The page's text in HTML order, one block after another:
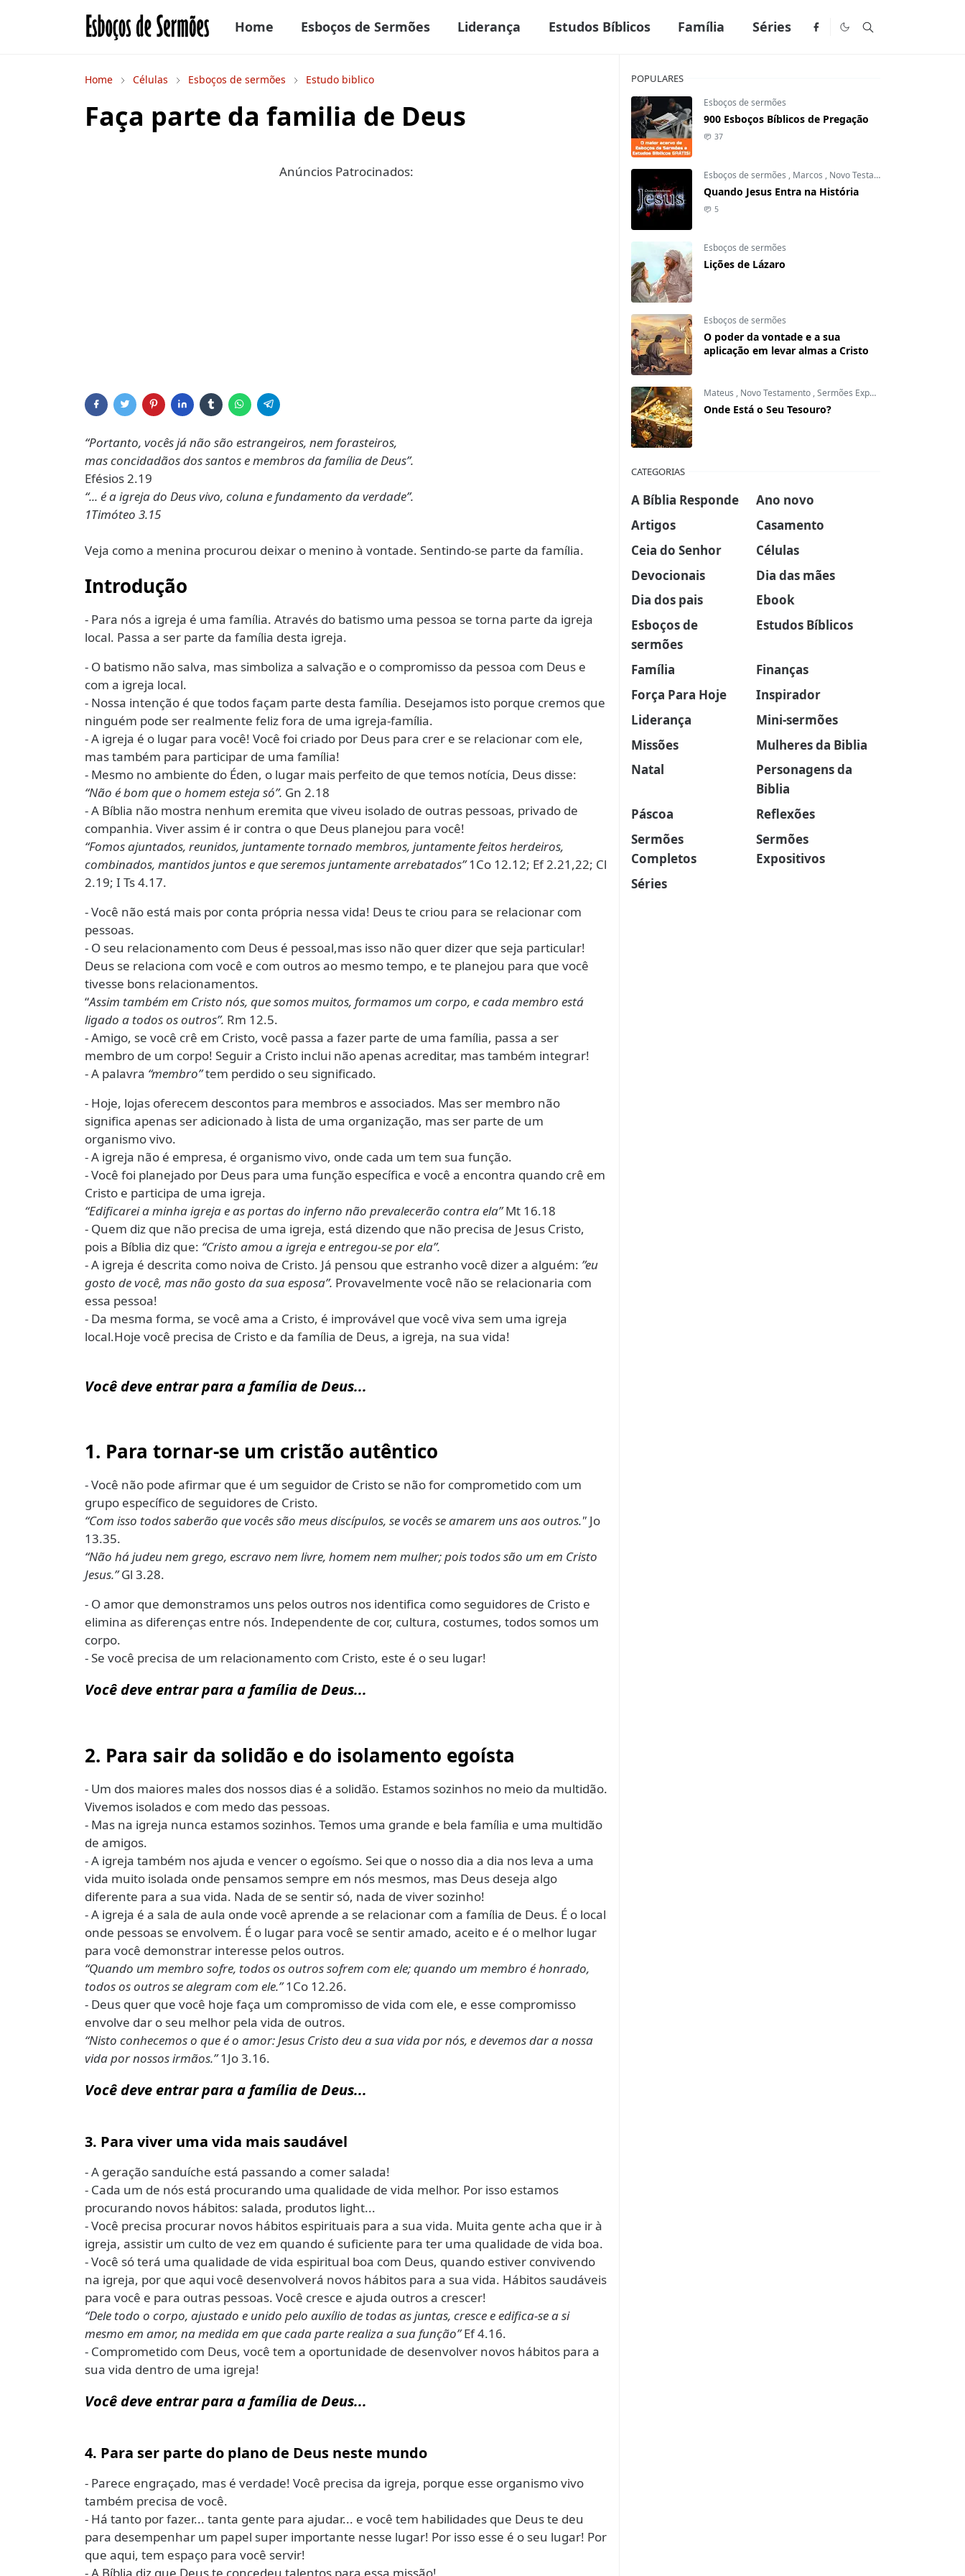
Home Esboços de Sermões Liderança Estudos Bíblicos Família Séries
Home Células Esboços de sermões Estudo biblico
Faça parte da familia de Deus
Anúncios Patrocinados:
“Portanto, vocês já não são estrangeiros, nem forasteiros,
mas concidadãos dos santos e membros da família de Deus”.
Efésios 2.19
“... é a igreja do Deus vivo, coluna e fundamento da verdade”.
1Timóteo 3.15
Veja como a menina procurou deixar o menino à vontade. Sentindo-se parte da família.
Introdução
- Para nós a igreja é uma família. Através do batismo uma pessoa se torna parte da igreja
local. Passa a ser parte da família desta igreja.
- O batismo não salva, mas simboliza a salvação e o compromisso da pessoa com Deus e
com a igreja local.
- Nossa intenção é que todos façam parte desta família. Desejamos isto porque cremos que
ninguém pode ser realmente feliz fora de uma igreja-família.
- A igreja é o lugar para você! Você foi criado por Deus para crer e se relacionar com ele,
mas também para participar de uma família!
- Mesmo no ambiente do Éden, o lugar mais perfeito de que temos notícia, Deus disse:
“Não é bom que o homem esteja só”. Gn 2.18
- A Bíblia não mostra nenhum eremita que viveu isolado de outras pessoas, privado de
companhia. Viver assim é ir contra o que Deus planejou para você!
“Fomos ajuntados, reunidos, juntamente tornado membros, juntamente feitos herdeiros,
combinados, mantidos juntos e que seremos juntamente arrebatados”1Co 12.12; Ef 2.21,22; Cl
2.19; I Ts 4.17.
- Você não está mais por conta própria nessa vida! Deus te criou para se relacionar com
pessoas.
- O seu relacionamento com Deus é pessoal,mas isso não quer dizer que seja particular!
Deus se relaciona com você e com outros ao mesmo tempo, e te planejou para que você
tivesse bons relacionamentos.
“Assim também em Cristo nós, que somos muitos, formamos um corpo, e cada membro está
ligado a todos os outros”. Rm 12.5.
- Amigo, se você crê em Cristo, você passa a fazer parte de uma família, passa a ser
membro de um corpo! Seguir a Cristo inclui não apenas acreditar, mas também integrar!
- A palavra “membro”tem perdido o seu significado.
- Hoje, lojas oferecem descontos para membros e associados. Mas ser membro não
significa apenas ser adicionado à lista de uma organização, mas ser parte de um
organismo vivo.
- A igreja não é empresa, é organismo vivo, onde cada um tem sua função.
- Você foi planejado por Deus para uma função específica e você a encontra quando crê em
Cristo e participa de uma igreja.
“Edificarei a minha igreja e as portas do inferno não prevalecerão contra ela”Mt 16.18
- Quem diz que não precisa de uma igreja, está dizendo que não precisa de Jesus Cristo,
pois a Bíblia diz que: “Cristo amou a igreja e entregou-se por ela”.
- A igreja é descrita como noiva de Cristo. Já pensou que estranho você dizer a alguém: ”eu
gosto de você, mas não gosto da sua esposa”. Provavelmente você não se relacionaria com
essa pessoa!
- Da mesma forma, se você ama a Cristo, é improvável que você viva sem uma igreja
local.Hoje você precisa de Cristo e da família de Deus, a igreja, na sua vida!
Você deve entrar para a família de Deus...
1. Para tornar-se um cristão autêntico
- Você não pode afirmar que é um seguidor de Cristo se não for comprometido com um
grupo específico de seguidores de Cristo.
“Com isso todos saberão que vocês são meus discípulos, se vocês se amarem uns aos outros." Jo
13.35.
“Não há judeu nem grego, escravo nem livre, homem nem mulher; pois todos são um em Cristo
Jesus.”Gl 3.28.
- O amor que demonstramos uns pelos outros nos identifica como seguidores de Cristo e
elimina as diferenças entre nós. Independente de cor, cultura, costumes, todos somos um
corpo.
- Se você precisa de um relacionamento com Cristo, este é o seu lugar!
Você deve entrar para a família de Deus...
2. Para sair da solidão e do isolamento egoísta
- Um dos maiores males dos nossos dias é a solidão. Estamos sozinhos no meio da multidão.
Vivemos isolados e com medo das pessoas.
- Mas na igreja nunca estamos sozinhos. Temos uma grande e bela família e uma multidão
de amigos.
- A igreja também nos ajuda e vencer o egoísmo. Sei que o nosso dia a dia nos leva a uma
vida muito isolada onde pensamos sempre em nós mesmos, mas Deus deseja algo
diferente para a sua vida. Nada de se sentir só, nada de viver sozinho!
- A igreja é a sala de aula onde você aprende a se relacionar com a família de Deus. É o local
onde pessoas se envolvem. É o lugar para você se sentir amado, aceito e é o melhor lugar
para você demonstrar interesse pelos outros.
“Quando um membro sofre, todos os outros sofrem com ele; quando um membro é honrado,
todos os outros se alegram com ele.”1Co 12.26.
- Deus quer que você hoje faça um compromisso de vida com ele, e esse compromisso
envolve dar o seu melhor pela vida de outros.
“Nisto conhecemos o que é o amor: Jesus Cristo deu a sua vida por nós, e devemos dar a nossa
vida por nossos irmãos.”1Jo 3.16.
Você deve entrar para a família de Deus...
3. Para viver uma vida mais saudável
- A geração sanduíche está passando a comer salada!
- Cada um de nós está procurando uma qualidade de vida melhor. Por isso estamos
procurando novos hábitos: salada, produtos light...
- Você precisa procurar novos hábitos espirituais para a sua vida. Muita gente acha que ir à
igreja, assistir um culto de vez em quando é suficiente para ter uma qualidade de vida boa.
- Você só terá uma qualidade de vida espiritual boa com Deus, quando estiver convivendo
na igreja, por que aqui você desenvolverá novos hábitos para a sua vida. Hábitos saudáveis
para você e para outras pessoas. Você cresce e ajuda outros a crescer!
“Dele todo o corpo, ajustado e unido pelo auxílio de todas as juntas, cresce e edifica-se a si
mesmo em amor, na medida em que cada parte realiza a sua função”Ef 4.16.
- Comprometido com Deus, você tem a oportunidade de desenvolver novos hábitos para a
sua vida dentro de uma igreja!
Você deve entrar para a família de Deus...
4. Para ser parte do plano de Deus neste mundo
- Parece engraçado, mas é verdade! Você precisa da igreja, porque esse organismo vivo
também precisa de você.
- Há tanto por fazer... tanta gente para ajudar... e você tem habilidades que Deus te deu
para desempenhar um papel super importante nesse lugar! Por isso esse é o seu lugar! Por
que aqui, tem espaço para você servir!
- A Bíblia diz que Deus te concedeu talentos para essa missão!
POPULARES
Esboços de sermões
900 Esboços Bíblicos de Pregação
37
Esboços de sermões , Marcos , Novo Testamento
Quando Jesus Entra na História
5
Esboços de sermões
Lições de Lázaro
Esboços de sermões
O poder da vontade e a sua
aplicação em levar almas a Cristo
Mateus , Novo Testamento ,Sermões Expositivos
Onde Está o Seu Tesouro?
CATEGORIAS
A Bíblia Responde
Ano novo
Artigos
Casamento
Ceia do Senhor
Células
Devocionais
Dia das mães
Dia dos pais
Ebook
Esboços de
sermões
Estudos Bíblicos
Família
Finanças
Força Para Hoje
Inspirador
Liderança
Mini-sermões
Missões
Mulheres da Biblia
Natal
Personagens da
Biblia
Páscoa
Reflexões
Sermões
Completos
Sermões
Expositivos
Séries